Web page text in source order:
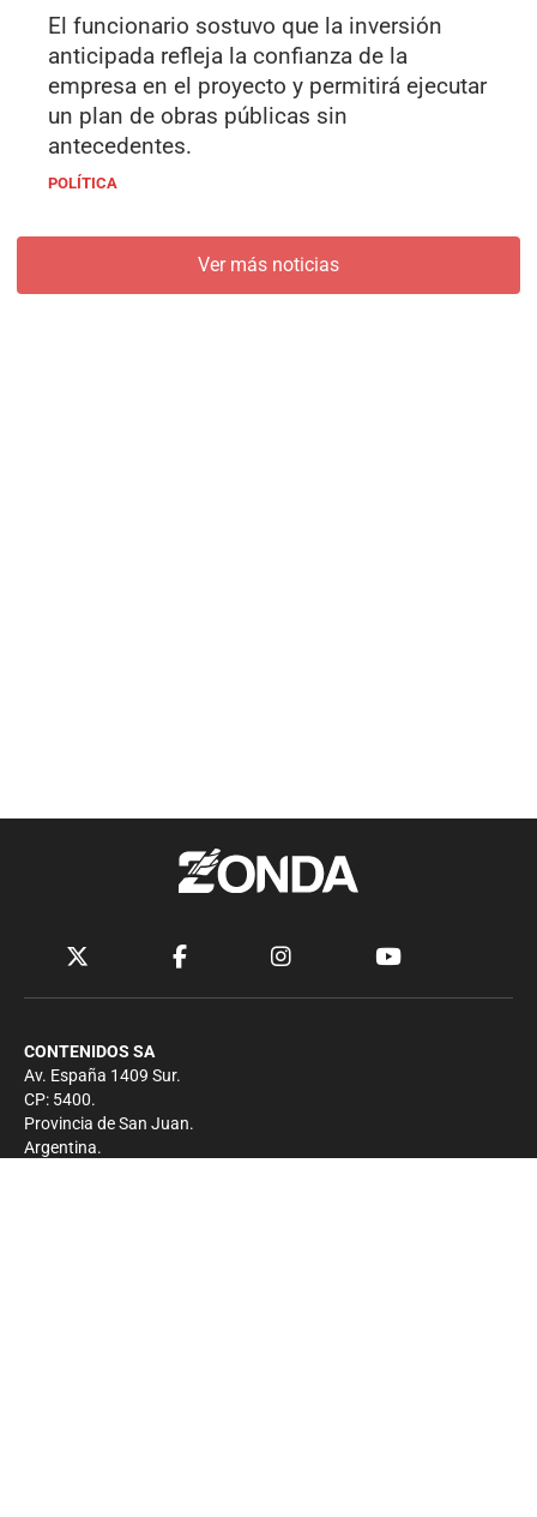
El funcionario sostuvo que la inversión
anticipada refleja la confianza de la
empresa en el proyecto y permitirá ejecutar
un plan de obras públicas sin
antecedentes.
POLÍTICA
Ver más noticias
CONTENIDOS SA
Av. España 1409 Sur.
CP: 5400.
Provincia de San Juan.
Argentina.